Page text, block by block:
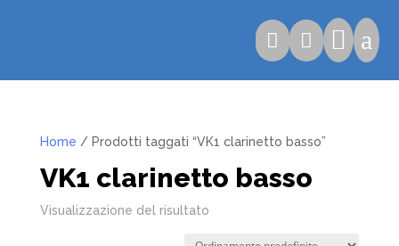
   a
Home / Prodotti taggati “VK1 clarinetto basso”
VK1 clarinetto basso
Visualizzazione del risultato